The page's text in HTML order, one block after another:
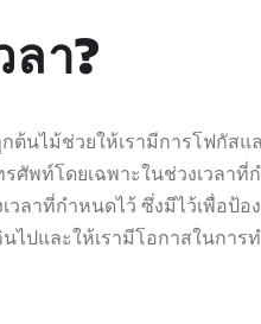
ลา?
ต้นไม้ช่วยให้เรามีการโฟกัส
รศัพท์โดยเฉพาะในช่วงเวลา
วลาที่กำหนดไว้ ซึ่งมีไว้เพื่อ
นไปและให้เรามีโอกาสในก